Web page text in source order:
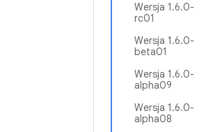
Wersja 1.6.0-
rc01
Wersja 1.6.0-
beta01
Wersja 1.6.0-
alpha09
Wersja 1.6.0-
alpha08